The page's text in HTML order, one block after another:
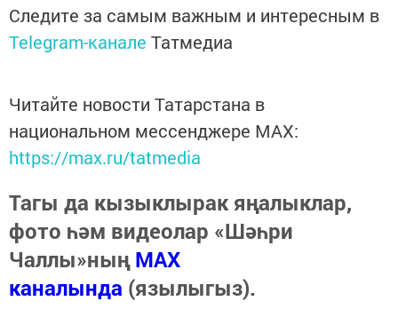
Следите за самым важным и интересным в
Telegram-канале Татмедиа
Читайте новости Татарстана в
национальном мессенджере MАХ:
https://max.ru/tatmedia
Тагы да кызыклырак яңалыклар,
фото һәм видеолар «Шәһри
Чаллы»ныңMAX
каналында (язылыгыз).